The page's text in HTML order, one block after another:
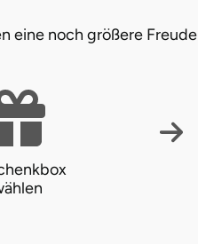
eine noch größere Freude